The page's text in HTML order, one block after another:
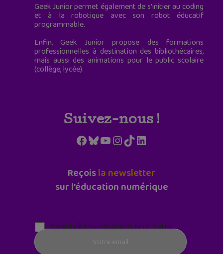
Geek Junior permet également de s'initier au coding
et à la robotique avec son robot éducatif
programmable.
Enfin, Geek Junior propose des formations
professionnelles à destination des bibliothécaires,
mais aussi des animations pour le public scolaire
(collège, lycée).
Suivez-nous !
Facebook
Bluesky
YouTube
Instagram
TikTokLinkedIn
Reçoisla newsletter
sur l'éducation numérique
Parentalité numérique (le lundi matin)